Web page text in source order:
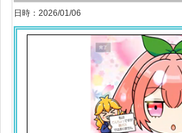
日時：2026/01/06